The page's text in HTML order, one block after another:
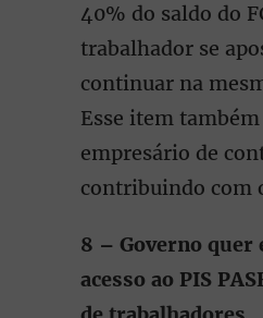
40% do saldo do
trabalhador se
continuar na
Esse item
empresário de
contribuindo com
8 – Governo quer
acesso ao PIS